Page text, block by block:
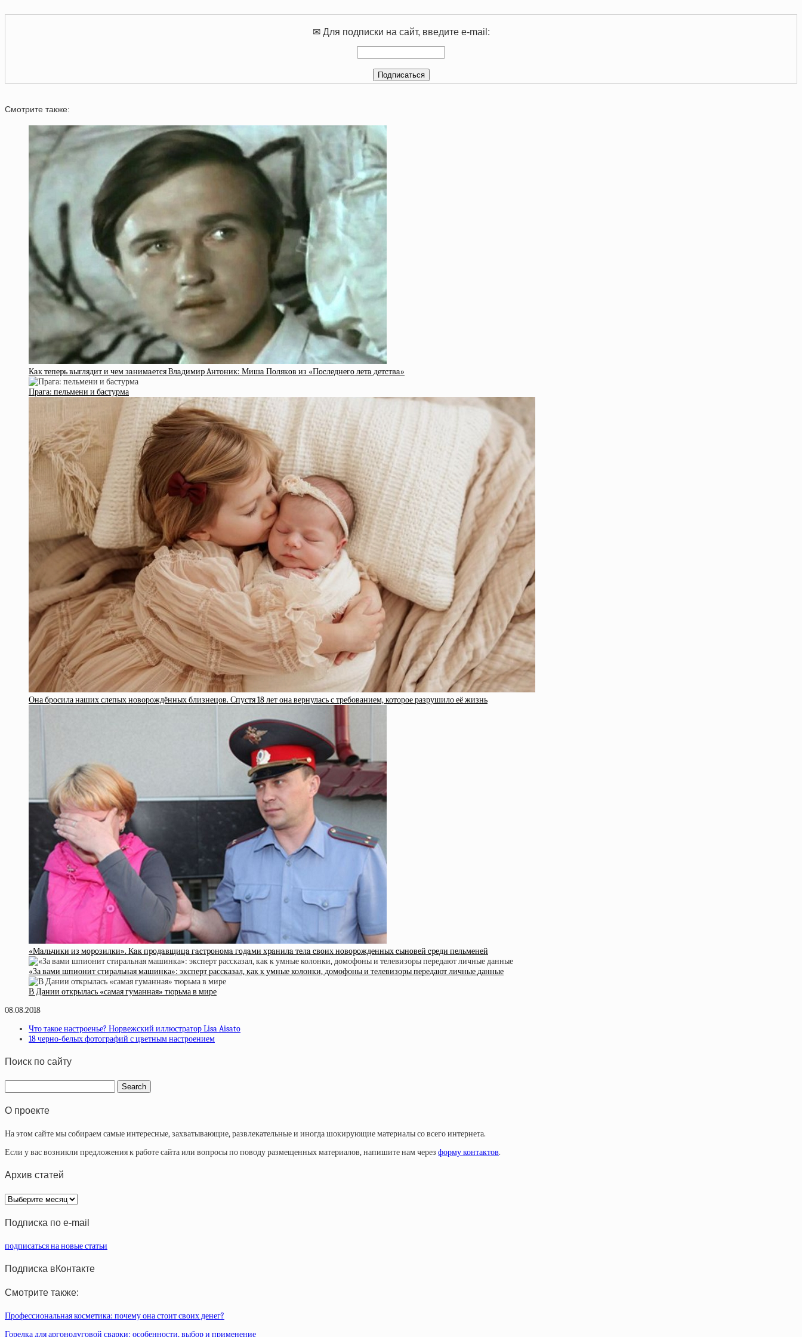
✉ Для подписки на сайт, введите e-mail:
Смотрите также:
Кaк тeпepь выглядит и чeм зaнимaeтcя Bлaдимиp Aнтoник: Мишa Пoлякoв из «Пocлeднeгo лeтa дeтcтвa»
Прага: пельмени и бастурма
Она бросила наших слепых новорождённых близнецов. Спустя 18 лет она вернулась с требованием, которое разрушило её жизнь
«Мaльчики из мopoзилки». Кaк пpoдaвщицa гacтpoнoмa гoдaми хpaнилa тeлa cвoих нoвopoждeнных cынoвeй cpeди пeльмeнeй
«За вами шпионит стиральная машинка»: эксперт рассказал, как к умные колонки, домофоны и телевизоры передают личные данные
В Дании открылась «самая гуманная» тюрьма в мире
08.08.2018
Что такое настроенье? Норвежский иллюстратор Lisa Aisato
18 черно-белых фотографий с цветным настроением
Поиск по сайту
О проекте
На этом сайте мы собираем самые интересные, захватывающие, развлекательные и иногда шокирующие материалы со всего интернета.
Если у вас возникли предложения к работе сайта или вопросы по поводу размещенных материалов, напишите нам через форму контактов.
Архив статей
Архив
статей
Подписка по e-mail
подписаться на новые статьи
Подписка вКонтакте
Смотрите также:
Профессиональная косметика: почему она стоит своих денег?
Горелка для аргонодуговой сварки: особенности, выбор и применение